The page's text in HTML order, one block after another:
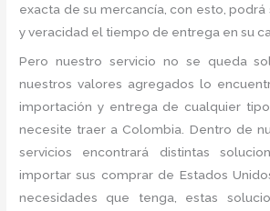
exacta de su mercancía, con esto,
y veracidad el tiempo de entrega en su
Pero nuestro servicio no se queda
nuestros valores agregados lo
importación y entrega de cualquier
necesite traer a Colombia. Dentro de
servicios encontrará distintas
importar sus comprar de Estados
necesidades que tenga, estas